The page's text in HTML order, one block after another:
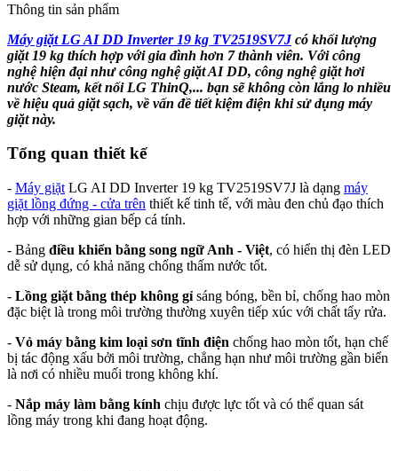
Thông tin sản phẩm
Máy giặt LG AI DD Inverter 19 kg TV2519SV7Jcó khối lượng
giặt 19 kg thích hợp với gia đình hơn 7 thành viên. Với công
nghệ hiện đại như công nghệ giặt AI DD, công nghệ giặt hơi
nước Steam, kết nối LG ThinQ,... bạn sẽ không còn lắng lo nhiều
về hiệu quả giặt sạch, về vấn đề tiết kiệm điện khi sử dụng máy
giặt này.
Tổng quan thiết kế
- Máy giặt LG AI DD Inverter 19 kg TV2519SV7J là dạng máy
giặt lồng đứng - cửa trên thiết kế tinh tế, với màu đen chủ đạo thích
hợp với những gian bếp cá tính.
- Bảng điều khiển bằng song ngữ Anh - Việt, có hiển thị đèn LED
dễ sử dụng, có khả năng chống thấm nước tốt.
- Lồng giặt bằng thép không gỉ sáng bóng, bền bỉ, chống hao mòn
đặc biệt là trong môi trường thường xuyên tiếp xúc với chất tẩy rửa.
- Vỏ máy bằng kim loại sơn tĩnh điện chống hao mòn tốt, hạn chế
bị tác động xấu bởi môi trường, chẳng hạn như môi trường gần biển
là nơi có nhiều muối trong không khí.
- Nắp máy làm bằng kính chịu được lực tốt và có thể quan sát
lồng máy trong khi đang hoạt động.